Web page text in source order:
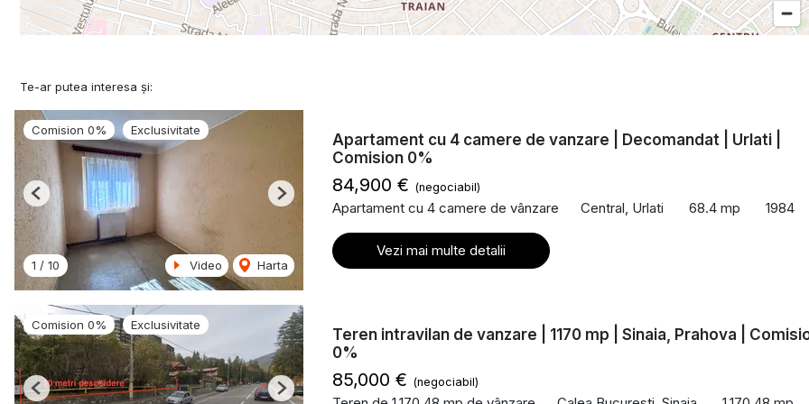
Te-ar putea interesa și:
Comision 0% Exclusivitate
1 / 10 Video Harta
Previous Next
Apartament cu 4 camere de vanzare | Decomandat | Urlati |
Comision 0%
84,900 € (negociabil)
Apartament cu 4 camere de vânzare Central, Urlati 68.4 mp 1984
Vezi mai multe detalii
Comision 0% Exclusivitate
Previous Next
Teren intravilan de vanzare | 1170 mp | Sinaia, Prahova |
0%
85,000 € (negociabil)